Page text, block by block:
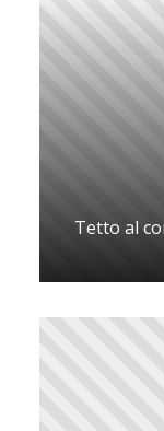
Tetto al